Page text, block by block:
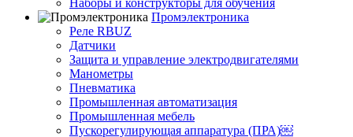
Наборы и конструкторы для обучения
Промэлектроника
Реле RBUZ
Датчики
Защита и управление электродвигателями
Манометры
Пневматика
Промышленная автоматизация
Промышленная мебель
Пускорегулирующая аппаратура (ПРА)￼